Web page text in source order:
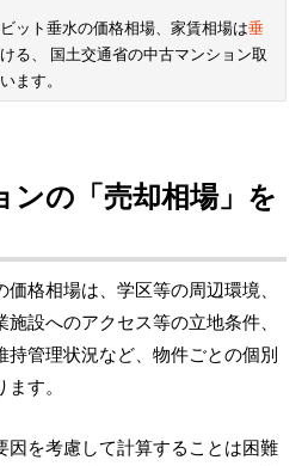
ット垂水の価格相場、家賃相場は垂
る、 国土交通省の中古マンション取
ます。
ンの「売却相場」を
格相場は、学区等の周辺環境、
設へのアクセス等の立地条件、
持管理状況など、物件ごとの個別
す。
因を考慮して計算することは困難